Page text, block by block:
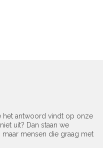
het antwoord vindt op onze
uit? Dan staan we
mensen die graag met